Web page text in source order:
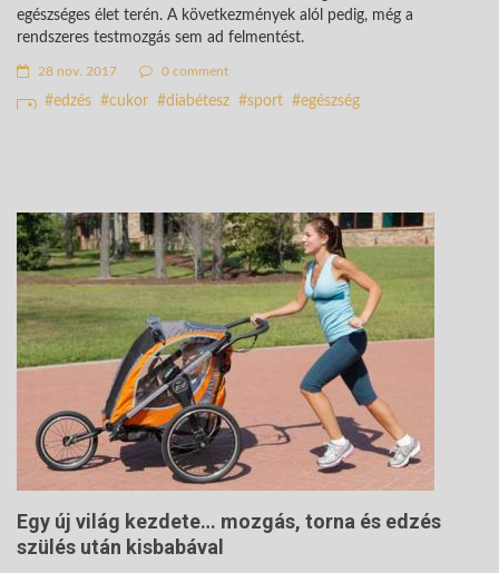
egészséges élet terén. A következmények alól pedig, még a
rendszeres testmozgás sem ad felmentést.
28 nov. 2017 0 comment
edzés cukor diabétesz sport egészség
Egy új világ kezdete… mozgás, torna és edzés
szülés után kisbabával